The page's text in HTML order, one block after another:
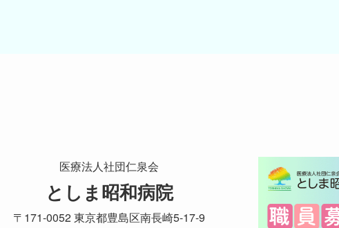
医療法人社団仁泉会
としま昭和病院
〒171-0052 東京都豊島区南長崎5-17-9